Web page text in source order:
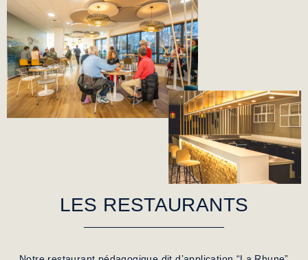
LES RESTAURANTS